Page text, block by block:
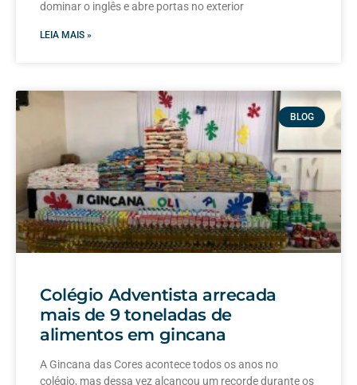
dominar o inglês e abre portas no exterior
LEIA MAIS »
BLOG
Colégio Adventista arrecada
mais de 9 toneladas de
alimentos em gincana
A Gincana das Cores acontece todos os anos no
colégio, mas dessa vez alcançou um recorde durante os